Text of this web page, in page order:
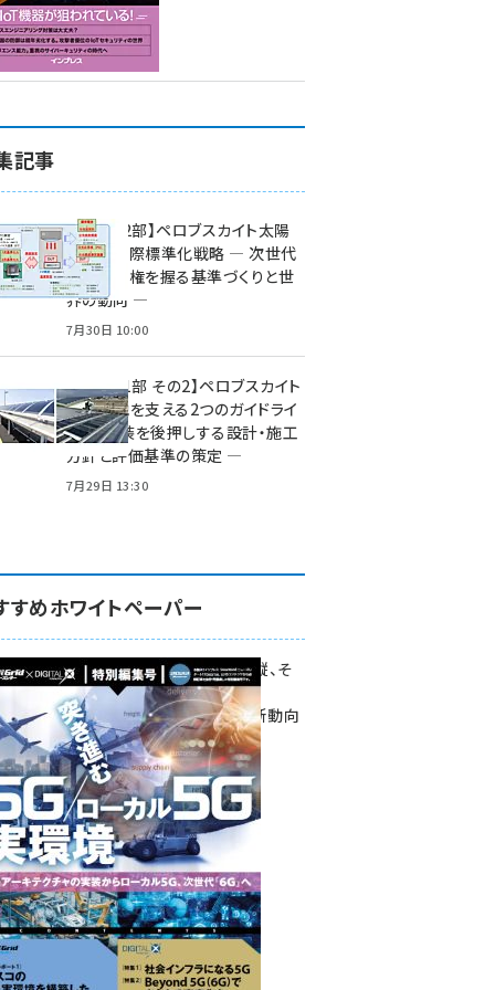
記事
特集【第2部】ペロブスカイト太陽
電池の国際標準化戦略 ― 次世代
市場の覇権を握る基準づくりと世
界の動向 ―
7月30日 10:00
特集【第1部 その2】ペロブスカイト
太陽電池を支える2つのガイドライ
ン ― 実装を後押しする設計・施工
方針と評価基準の策定 ―
7月29日 13:30
すめホワイトペーパー
環境対策、建機の遠隔操縦、そ
して医療。
次世代通信規格「5G」最新動向
をこの1冊で学ぶ
SmartGrid ニューズレター ×
DIGITAL X 特別編集号 2022
Summer